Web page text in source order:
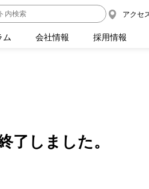
アクセ
ム 会社情報 採用情報
了しました。